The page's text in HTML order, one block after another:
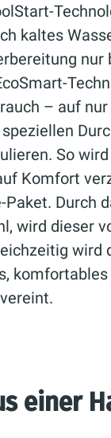
kaltes
– auf
So
Komfort
Paket. Durch
wird dieser
einer